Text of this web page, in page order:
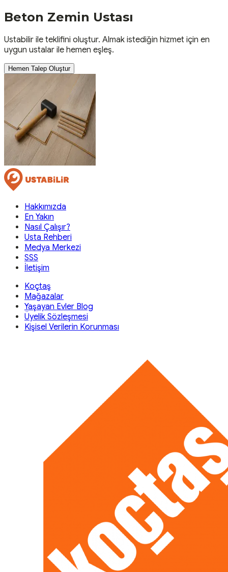
Beton Zemin Ustası
Ustabilir ile teklifini oluştur. Almak istediğin hizmet için en
uygun ustalar ile hemen eşleş.
Hemen Talep Oluştur
Hakkımızda
En Yakın
Nasıl Çalışır?
Usta Rehberi
Medya Merkezi
SSS
İletişim
Koçtaş
Mağazalar
Yaşayan Evler Blog
Üyelik Sözleşmesi
Kişisel Verilerin Korunması